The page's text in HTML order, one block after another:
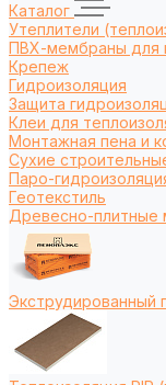
Каталог
Утеплители
ПВХ-мембраны для
Крепеж
Гидроизоляция
Защита
Клеи для
Монтажная пена и
Сухие
Паро-
Геотекстиль
Древесно-плитные
Экструдированный